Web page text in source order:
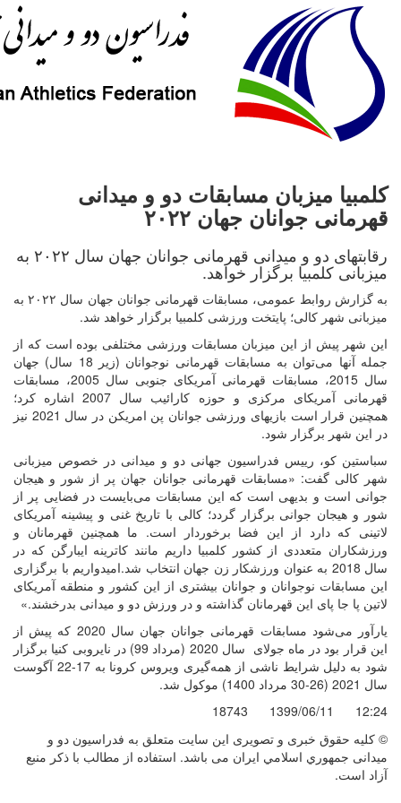
کلمبیا میزبان مسابقات دو و میدانی
قهرمانی جوانان جهان ۲۰۲۲
رقابتهای دو و میدانی قهرمانی جوانان جهان سال ۲۰۲۲ به
میزبانی کلمبیا برگزار خواهد.
به گزارش روابط عمومی، مسابقات قهرمانی جوانان جهان سال ۲۰۲۲ به
میزبانی شهر کالی؛ پایتخت ورزشی کلمبیا برگزار خواهد شد.
این شهر پیش از این میزبان مسابقات ورزشی مختلفی بوده است که از
جمله آنها می‌توان به مسابقات قهرمانی نوجوانان (زیر 18 سال) جهان
سال 2015، مسابقات قهرمانی آمریکای جنوبی سال 2005، مسابقات
قهرمانی آمریکای مرکزی و حوزه کارائیب سال 2007 اشاره کرد؛
همچنین قرار است بازیهای ورزشی جوانان پن امریکن در سال 2021 نیز
در این شهر برگزار شود.
سباستین کو، رییس فدراسیون جهانی دو و میدانی در خصوص میزبانی
شهر کالی گفت: «مسابقات قهرمانی جوانان جهان پر از شور و هیجان
جوانی است و بدیهی است که این مسابقات می‌بایست در فضایی پر از
شور و هیجان جوانی برگزار گردد؛ کالی با تاریخ غنی و پیشینه آمریکای
لاتینی که دارد از این فضا برخوردار است. ما همچنین قهرمانان و
ورزشکاران متعددی از کشور کلمبیا داریم مانند کاترینه ایبارگن که در
سال 2018 به عنوان ورزشکار زن جهان انتخاب شد.امیدواریم با برگزاری
این مسابقات نوجوانان و جوانان بیشتری از این کشور و منطقه آمریکای
لاتین پا جا پای این قهرمانان گذاشته و در ورزش دو و میدانی بدرخشند.»
یارآور می‌شود مسابقات قهرمانی جوانان جهان سال 2020 که پیش از
این قرار بود در ماه جولای سال 2020 (مرداد 99) در نایروبی کنیا برگزار
شود به دلیل شرایط ناشی از همه‌گیری ویروس کرونا به 17-22 آگوست
سال 2021 (26-30 مرداد 1400) موکول شد.
12:24
1399/06/11
18743
© کليه حقوق خبری و تصويری اين سايت متعلق به فدراسيون دو و
میدانی جمهوري اسلامي ايران می باشد. استفاده از مطالب با ذكر منبع
آزاد است.